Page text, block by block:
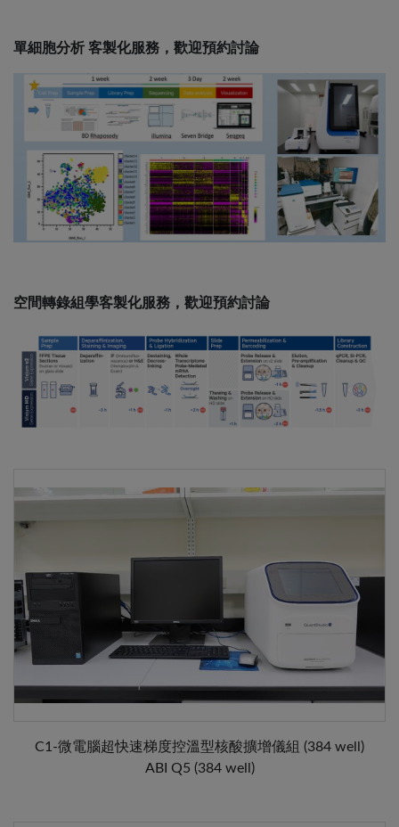
單細胞分析 客製化服務，歡迎預約討論
空間轉錄組學客製化服務，歡迎預約討論
C1-微電腦超快速梯度控溫型核酸擴增儀組 (384 well)
ABI Q5 (384 well)